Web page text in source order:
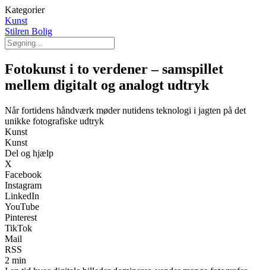
Kategorier
Kunst
Stilren Bolig
Fotokunst i to verdener – samspillet
mellem digitalt og analogt udtryk
Når fortidens håndværk møder nutidens teknologi i jagten på det
unikke fotografiske udtryk
Kunst
Kunst
Del og hjælp
X
Facebook
Instagram
LinkedIn
YouTube
Pinterest
TikTok
Mail
RSS
2 min